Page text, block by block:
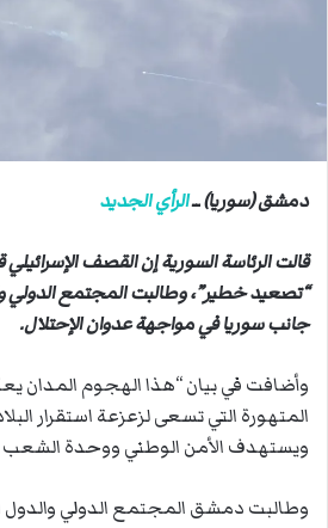
ر
ن
ي
دمشق (سوريا) ــالرأي الجديد
قالت الرئاسة السورية إن القصف
“تصعيد خطير”، وطالبت المجتمع الدولي
جانب سوريا في مواجهة عدوان الإحتلال.
وأضافت في بيان “هذا الهجوم المدان
المتهورة التي تسعى لزعزعة استقرار
ويستهدف الأمن الوطني ووحدة الشعب
وطالبت دمشق المجتمع الدولي والدول